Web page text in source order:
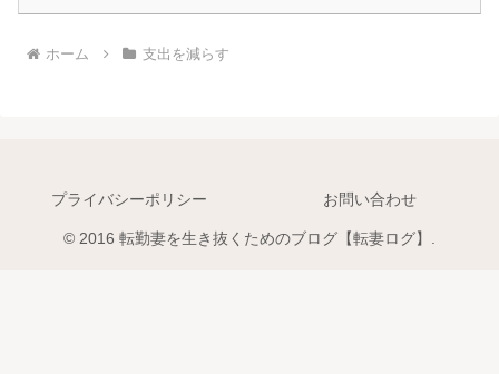
ホーム 支出を減らす
プライバシーポリシー お問い合わせ
© 2016 転勤妻を生き抜くためのブログ【転妻ログ】.